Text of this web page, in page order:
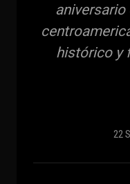
aniversario
histórico y
22